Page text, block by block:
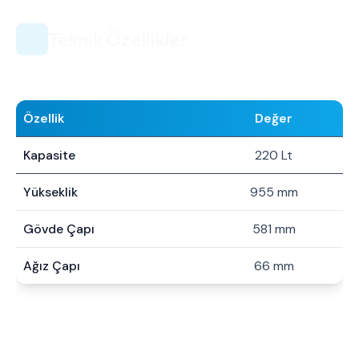
Özellik Değer
Kapasite 220 Lt
Yükseklik 955 mm
Gövde Çapı 581 mm
Ağız Çapı 66 mm